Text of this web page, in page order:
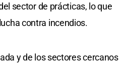
sector de prácticas, lo que
contra incendios.
y de los sectores cercanos